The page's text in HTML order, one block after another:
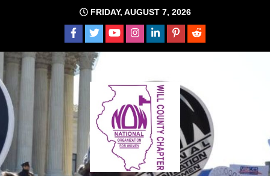
FRIDAY, AUGUST 7, 2026